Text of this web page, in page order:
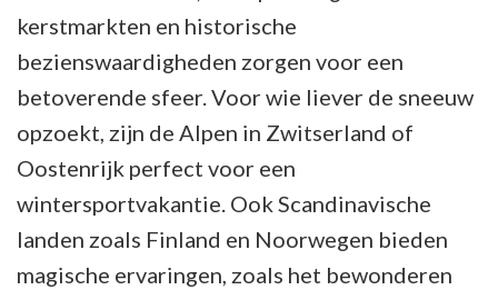
kerstmarkten en historische
bezienswaardigheden zorgen voor een
betoverende sfeer. Voor wie liever de sneeuw
opzoekt, zijn de Alpen in Zwitserland of
Oostenrijk perfect voor een
wintersportvakantie. Ook Scandinavische
landen zoals Finland en Noorwegen bieden
magische ervaringen, zoals het bewonderen